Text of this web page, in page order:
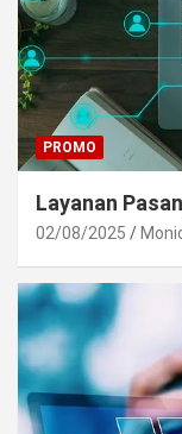
PROMO
Layanan
02/08/2025